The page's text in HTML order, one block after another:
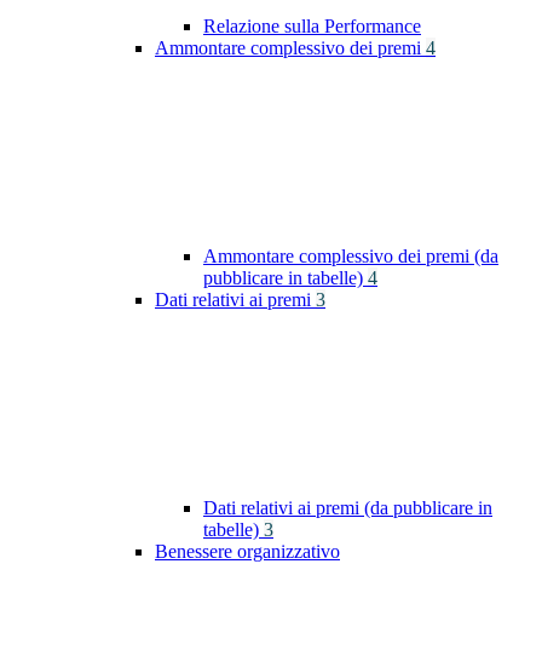
Relazione sulla Performance
Ammontare complessivo dei premi 4
Ammontare complessivo dei premi (da
pubblicare in tabelle) 4
Dati relativi ai premi 3
Dati relativi ai premi (da pubblicare in
tabelle) 3
Benessere organizzativo